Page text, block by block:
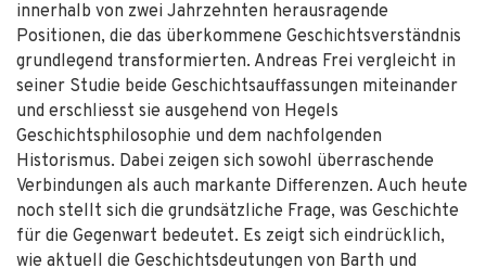
innerhalb von zwei Jahrzehnten herausragende
Positionen, die das überkommene Geschichtsverständnis
grundlegend transformierten. Andreas Frei vergleicht in
seiner Studie beide Geschichtsauffassungen miteinander
und erschliesst sie ausgehend von Hegels
Geschichtsphilosophie und dem nachfolgenden
Historismus. Dabei zeigen sich sowohl überraschende
Verbindungen als auch markante Differenzen. Auch heute
noch stellt sich die grundsätzliche Frage, was Geschichte
für die Gegenwart bedeutet. Es zeigt sich eindrücklich,
wie aktuell die Geschichtsdeutungen von Barth und